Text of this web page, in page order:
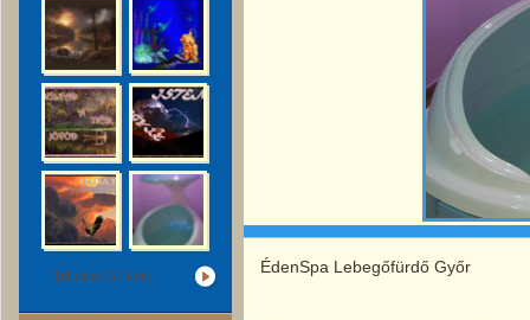
1/8 oldal (57 kép) ÉdenSpa Lebegőfürdő Győr